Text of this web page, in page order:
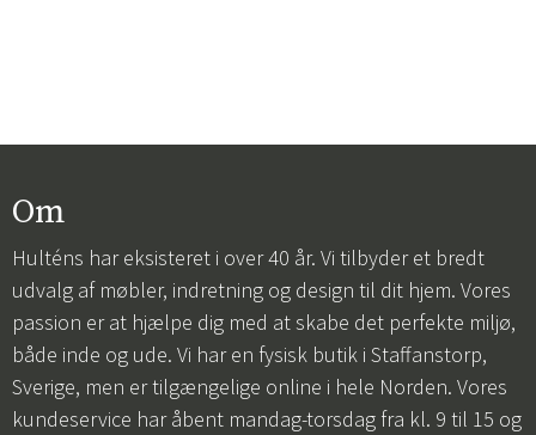
Om
Hulténs har eksisteret i over 40 år. Vi tilbyder et bredt
udvalg af møbler, indretning og design til dit hjem. Vores
passion er at hjælpe dig med at skabe det perfekte miljø,
både inde og ude. Vi har en fysisk butik i Staffanstorp,
Sverige, men er tilgængelige online i hele Norden. Vores
kundeservice har åbent mandag-torsdag fra kl. 9 til 15 og